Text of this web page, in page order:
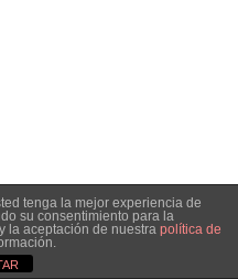
tenga la mejor experiencia de
su consentimiento para la
la aceptación de nuestra política de